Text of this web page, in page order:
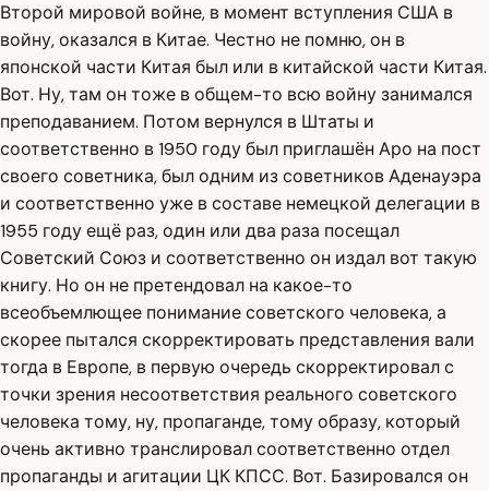
Второй мировой войне, в момент вступления США в
войну, оказался в Китае. Честно не помню, он в
японской части Китая был или в китайской части Китая.
Вот. Ну, там он тоже в общем-то всю войну занимался
преподаванием. Потом вернулся в Штаты и
соответственно в 1950 году был приглашён Аро на пост
своего советника, был одним из советников Аденауэра
и соответственно уже в составе немецкой делегации в
1955 году ещё раз, один или два раза посещал
Советский Союз и соответственно он издал вот такую
книгу. Но он не претендовал на какое-то
всеобъемлющее понимание советского человека, а
скорее пытался скорректировать представления вали
тогда в Европе, в первую очередь скорректировал с
точки зрения несоответствия реального советского
человека тому, ну, пропаганде, тому образу, который
очень активно транслировал соответственно отдел
пропаганды и агитации ЦК КПСС. Вот. Базировался он